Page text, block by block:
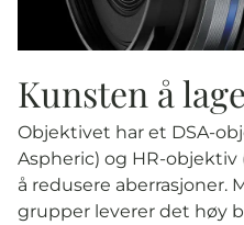
Kunsten å
Objektivet har et DSA-
Aspheric) og HR-objektiv
å redusere aberrasjoner.
grupper leverer det høy